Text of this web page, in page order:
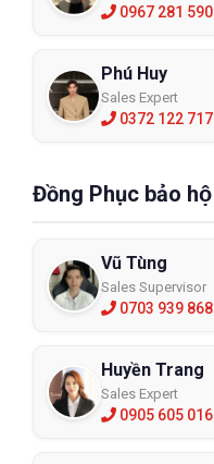
0967 281 590
Phú Huy
Sales Expert
0372 122 717
Đồng Phục bảo hộ
Vũ Tùng
Sales Supervisor
0703 939 868
Huyền Trang
Sales Expert
0905 605 016